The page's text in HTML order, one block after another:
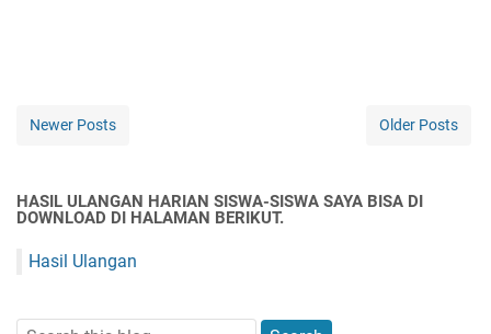
Newer Posts Older Posts
HASIL ULANGAN HARIAN SISWA-SISWA SAYA BISA DI
DOWNLOAD DI HALAMAN BERIKUT.
Hasil Ulangan